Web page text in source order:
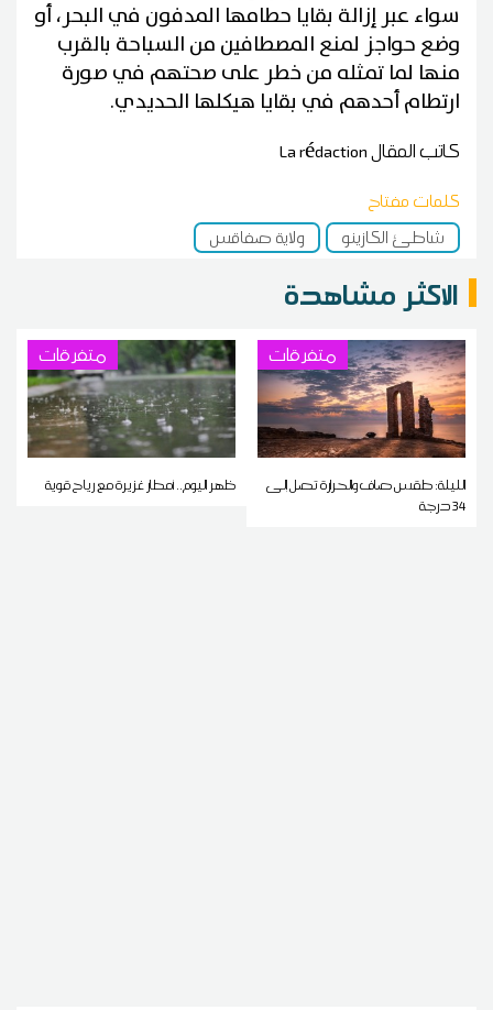
سواء عبر إزالة بقايا حطامها المدفون في البحر، أو
وضع حواجز لمنع المصطافين من السباحة بالقرب
منها لما تمثله من خطر على صحتهم في صورة
ارتطام أحدهم في بقايا هيكلها الحديدي.
كاتب المقالLa rédaction
كلمات مفتاح
شاطئ الكازينو
ولاية صفاقس
الاكثر مشاهدة
متفرقات
الليلة: طقس صاف والحرارة تصل إلى
34 درجة
متفرقات
ظهر اليوم.. أمطار غزيرة مع رياح قوية